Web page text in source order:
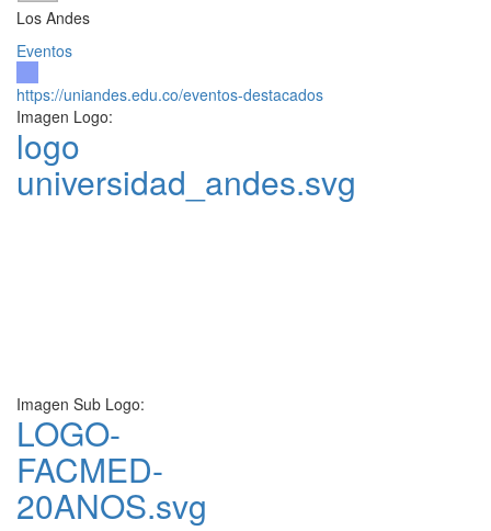
Los Andes
Eventos
https://uniandes.edu.co/eventos-destacados
Imagen Logo:
logo
universidad_andes.svg
Imagen Sub Logo:
LOGO-
FACMED-
20ANOS.svg